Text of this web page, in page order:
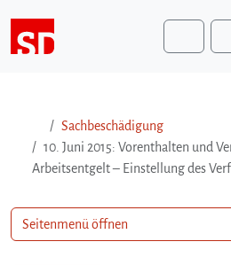
Sachbeschädigung
10. Juni 2015: Vorenthalten und
Arbeitsentgelt – Einstellung des
Seitenmenü öffnen